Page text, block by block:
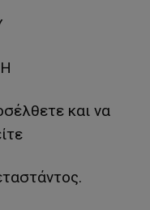
και να